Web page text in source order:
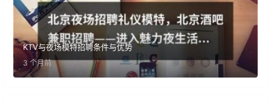
KTV与夜场模特招聘条件与优势
3 个月前